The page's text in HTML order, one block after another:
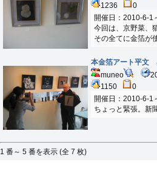
1236
0
開催日：2010-6-1
今回は、京野菜、
その全てに金箔が
本金箔アート平文
muneo
1150
0
開催日：2010-6-1
ちょっと緊張。新
1 番～ 5 番を表示 (全 7 枚)